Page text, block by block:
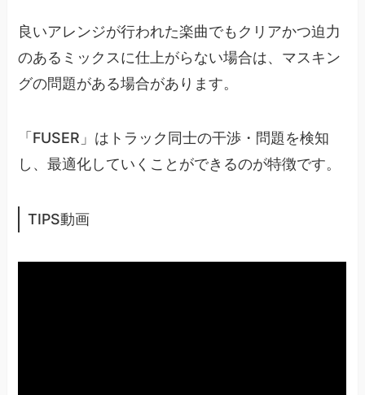
良いアレンジが行われた楽曲でもクリアかつ迫力
のあるミックスに仕上がらない場合は、マスキン
グの問題がある場合があります。
「FUSER」はトラック同士の干渉・問題を検知
し、最適化していくことができるのが特徴です。
TIPS動画